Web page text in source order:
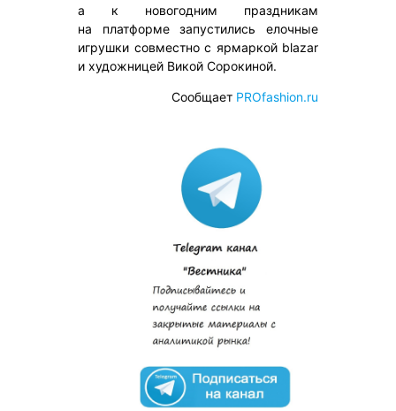
а к новогодним праздникам
на платформе запустились елочные
игрушки совместно с ярмаркой blazar
и художницей Викой Сорокиной.
Сообщает PROfashion.ru